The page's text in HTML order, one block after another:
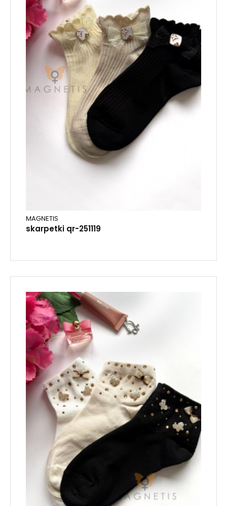
MAGNETIS
skarpetki qr-251119